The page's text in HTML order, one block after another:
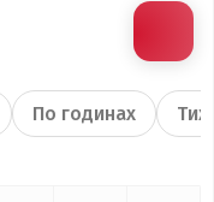
По годинах